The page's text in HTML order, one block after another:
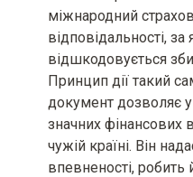
Вид,
(за
Територія
інформацію
його в дію
міжнародний
відповідальності,
відшкодовується
Принцип дії такий
документ дозволяє
значних фінансових
чужій країні. Він
впевненості,